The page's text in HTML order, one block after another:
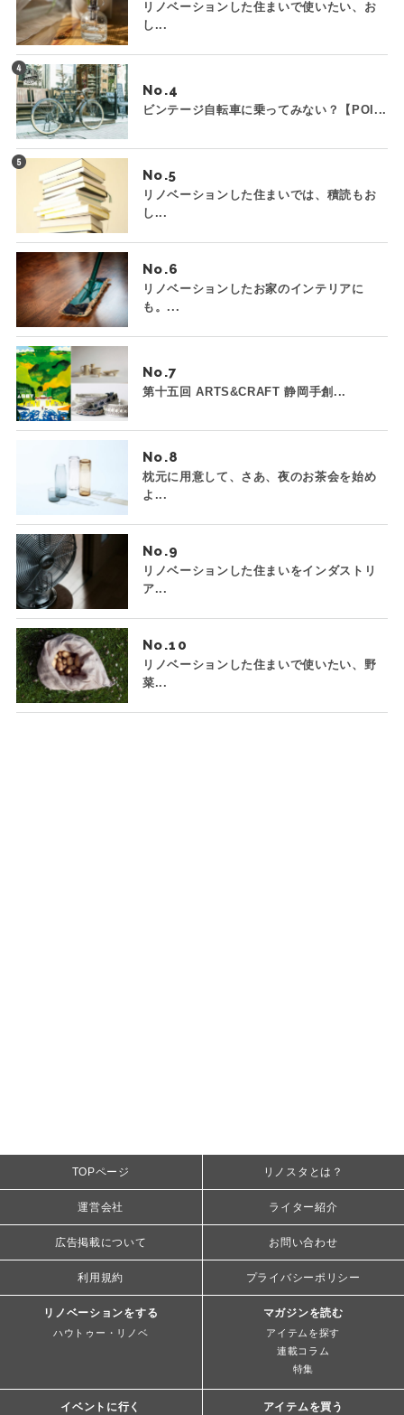
リノベーションした住まいで使いたい、お
し...
No.
ビンテージ自転車に乗ってみない？【POI...
No.
リノベーションした住まいでは、積読もお
し...
No.
リノベーションしたお家のインテリアに
も。...
No.
第十五回 ARTS&CRAFT 静岡手創...
No.
枕元に用意して、さあ、夜のお茶会を始め
よ...
No.
リノベーションした住まいをインダストリ
ア...
No.
リノベーションした住まいで使いたい、野
菜...
TOPページ リノスタとは？
運営会社 ライター紹介
広告掲載について お問い合わせ
利用規約 プライバシーポリシー
リノベーションをする
ハウトゥー・リノベ
マガジンを読む
アイテムを探す
連載コラム
特集
イベントに行く アイテムを買う